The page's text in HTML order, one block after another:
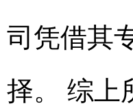
司凭借其
择。 综上